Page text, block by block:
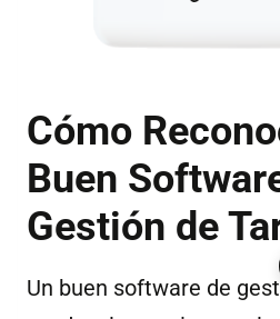
Cómo
Buen
Gestión de
Un buen software de